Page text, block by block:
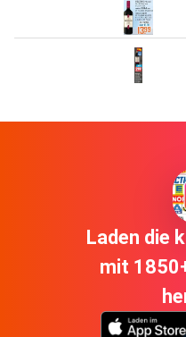
Laden die
mit